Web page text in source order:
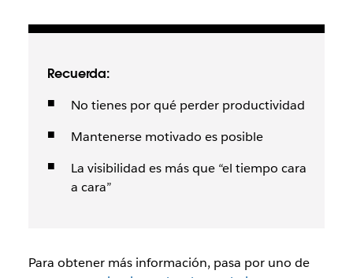
Recuerda:
No tienes por qué perder productividad
Mantenerse motivado es posible
La visibilidad es más que “el tiempo cara
a cara”
Para obtener más información, pasa por uno de